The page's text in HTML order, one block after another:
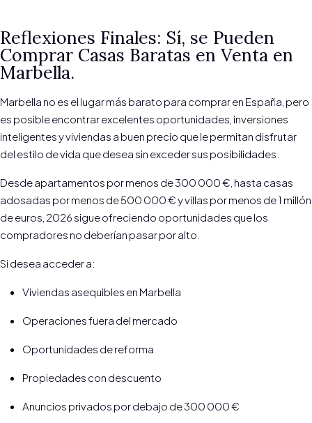
Reflexiones Finales: Sí, se Pueden
Comprar Casas Baratas en Venta en
Marbella.
Marbella no es el lugar más barato para comprar en España, pero
es posible encontrar excelentes oportunidades, inversiones
inteligentes y viviendas a buen precio que le permitan disfrutar
del estilo de vida que desea sin exceder sus posibilidades.
Desde apartamentos por menos de 300 000 €, hasta casas
adosadas por menos de 500 000 € y villas por menos de 1 millón
de euros, 2026 sigue ofreciendo oportunidades que los
compradores no deberían pasar por alto.
Si desea acceder a:
Viviendas asequibles en Marbella
Operaciones fuera del mercado
Oportunidades de reforma
Propiedades con descuento
Anuncios privados por debajo de 300 000 €